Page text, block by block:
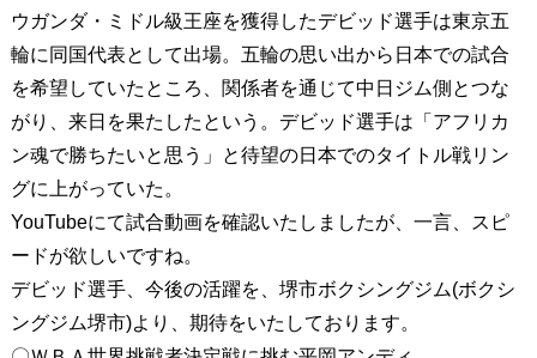
ウガンダ・ミドル級王座を獲得したデビッド選手は東京五
輪に同国代表として出場。五輪の思い出から日本での試合
を希望していたところ、関係者を通じて中日ジム側とつな
がり、来日を果たしたという。デビッド選手は「アフリカ
ン魂で勝ちたいと思う」と待望の日本でのタイトル戦リン
グに上がっていた。
YouTubeにて試合動画を確認いたしましたが、一言、スピ
ードが欲しいですね。
デビッド選手、今後の活躍を、堺市ボクシングジム(ボクシ
ングジム堺市)より、期待をいたしております。